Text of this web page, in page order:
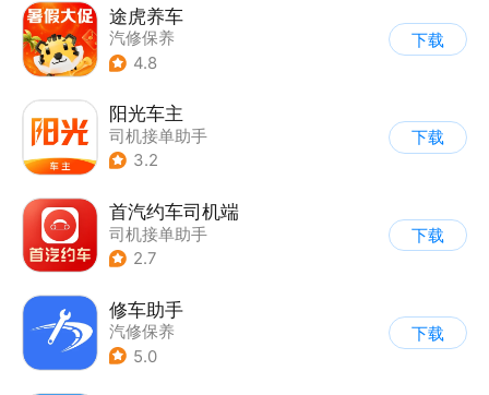
途虎养车
汽修保养
4.8
下载
阳光车主
司机接单助手
3.2
下载
首汽约车司机端
司机接单助手
2.7
下载
修车助手
汽修保养
5.0
下载